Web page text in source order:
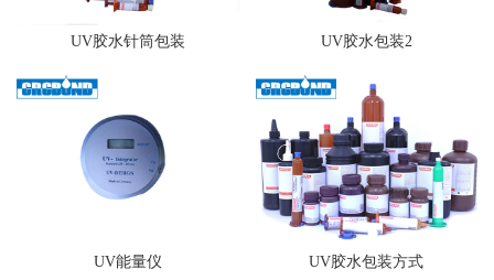
UV胶水针筒包装 UV胶水包装2
UV能量仪 UV胶水包装方式